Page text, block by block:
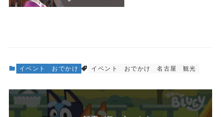
イベント おでかけ イベント おでかけ 名古屋 観光